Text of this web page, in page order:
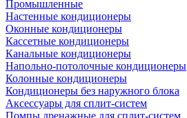
Промышленные
Настенные кондиционеры
Оконные кондиционеры
Кассетные кондиционеры
Канальные кондиционеры
Напольно-потолочные кондиционеры
Колонные кондиционеры
Кондиционеры без наружного блока
Аксессуары для сплит-систем
Помпы дренажные для сплит-систем